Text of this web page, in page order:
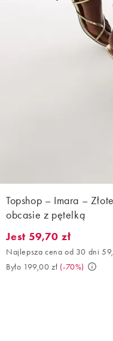
Topshop – Imara –
obcasie z pętelką
Jest 59,70 zł. Najlepsza
Jest 59,70 zł
Najlepsza cena od 30 dni
Było 199,00 zł (-70%)